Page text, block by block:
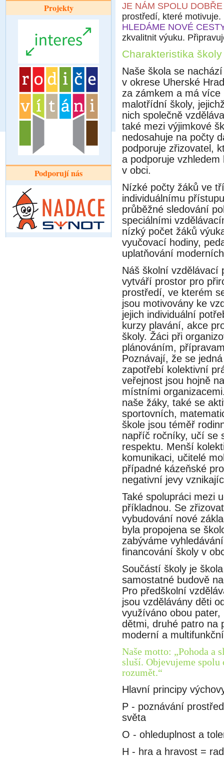
Projekty
Podporují nás
JE NÁM SPOLU
prostředí, které
HLEDÁME NOVÉ
zkvalitnit výuku.
Charakteristika školy
Naše škola se
v okrese Uherské
za zámkem a má
malotřídní školy,
nich společně
také mezi výjimkové
nedosahuje na počty
podporuje zřizovatel,
a podporuje
v obci.
Nízké počty žáků ve
individuálnímu
průběžné sledování
speciálními
nízký počet žáků
vyučovací hodiny,
uplatňování
Náš školní vzdělávací
vytváří prostor pro
prostředí, ve kterém
jsou motivovány ke
jejich individuální
kurzy plavání, akce
školy. Žáci při
plánováním,
Poznávají, že se
zapotřebí kolektivní
veřejnost jsou hojně
místními
naše žáky, také se
sportovních,
škole jsou téměř
napříč ročníky, učí se
respektu. Menší
komunikaci, učitelé
případné kázeňské
negativní jevy
Také spolupráci mezi
příkladnou. Se
vybudování nové
byla propojena se
zabýváme
financování školy v
Součástí školy je
samostatné budově
Pro předškolní
jsou vzdělávány děti
využíváno obou
dětmi, druhé patro na
moderní a
Naše motto: „Pohoda a
sluší. Objevujeme spolu
rozumět.“
Hlavní principy
P - poznávání
světa
O - ohleduplnost a
H - hra a hravost =